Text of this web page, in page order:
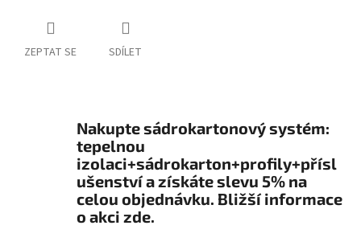
ZEPTAT SE SDÍLET
Nakupte sádrokartonový systém:
tepelnou
izolaci+sádrokarton+profily+přísl
ušenství a získáte slevu 5% na
celou objednávku. Bližší informace
o akci zde.